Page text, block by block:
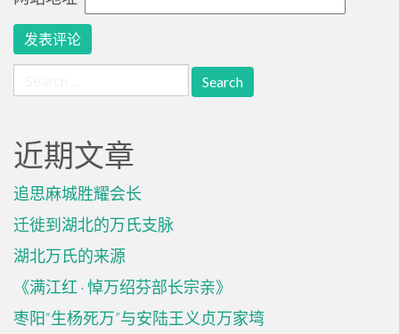
for:
近期文章
追思麻城胜耀会长
迁徙到湖北的万氏支脉
湖北万氏的来源
《满江红 · 悼万绍芬部长宗亲》
枣阳“生杨死万”与安陆王义贞万家塆